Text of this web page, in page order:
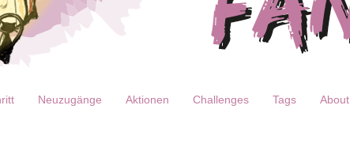
Neuzugänge Aktionen Challenges Tags About